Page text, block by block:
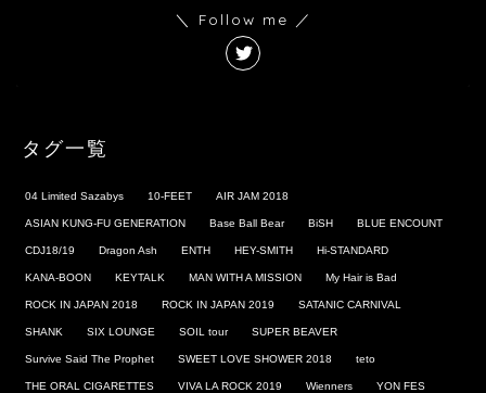
＼ Follow me ／
タグ一覧
04 Limited Sazabys 10-FEET AIR JAM 2018
ASIAN KUNG-FU GENERATION Base Ball Bear BiSH BLUE ENCOUNT
CDJ18/19 Dragon Ash ENTH HEY-SMITH Hi-STANDARD
KANA-BOON KEYTALK MAN WITH A MISSION My Hair is Bad
ROCK IN JAPAN 2018 ROCK IN JAPAN 2019 SATANIC CARNIVAL
SHANK SIX LOUNGE SOIL tour SUPER BEAVER
Survive Said The Prophet SWEET LOVE SHOWER 2018 teto
THE ORAL CIGARETTES VIVA LA ROCK 2019 Wienners YON FES